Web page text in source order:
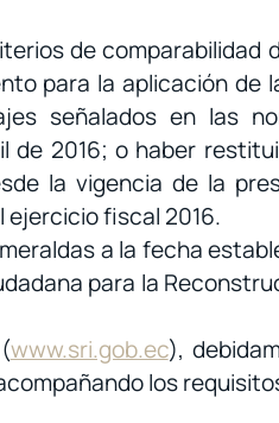
de comparabilidad
para la aplicación de
señalados en las
de 2016; o haber
la vigencia de la
ejercicio fiscal 2016.
a la fecha
para la
www.sri.gob.ec),
los